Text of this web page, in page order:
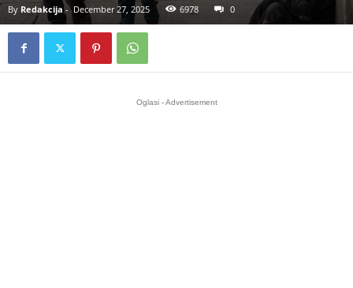
By Redakcija- December 27, 2025 6978 0
Oglasi - Advertisement